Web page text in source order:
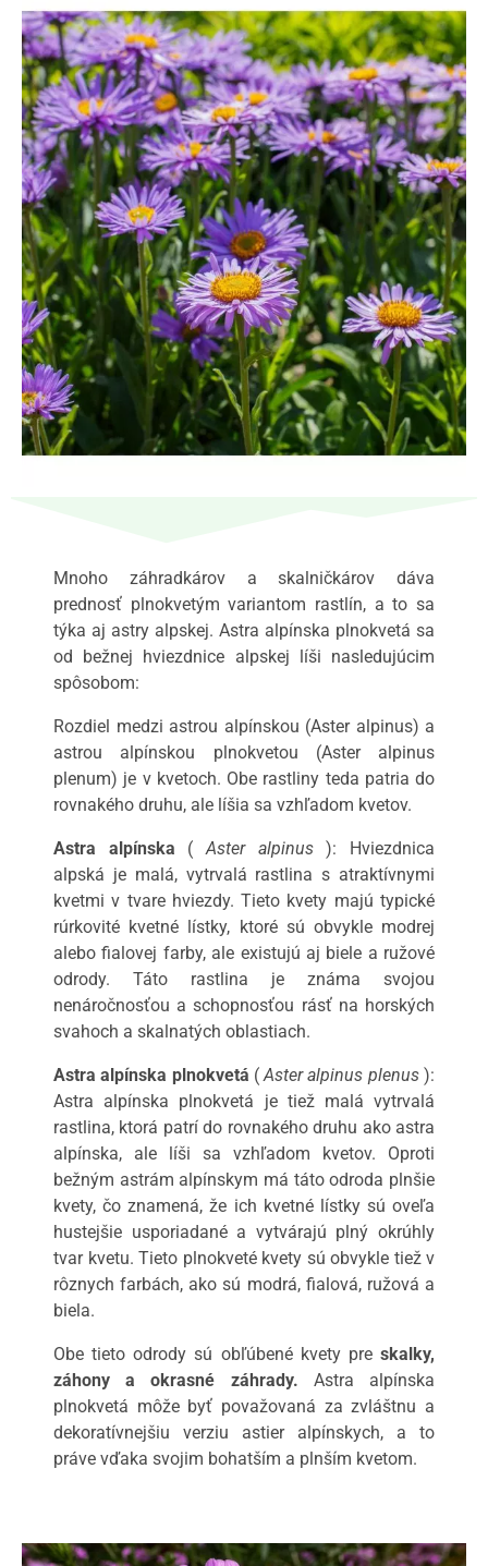
Mnoho záhradkárov a skalničkárov dáva
prednosť plnokvetým variantom rastlín, a to sa
týka aj astry alpskej. Astra alpínska plnokvetá sa
od bežnej hviezdnice alpskej líši nasledujúcim
spôsobom:
Rozdiel medzi astrou alpínskou (Aster alpinus) a
astrou alpínskou plnokvetou (Aster alpinus
plenum) je v kvetoch. Obe rastliny teda patria do
rovnakého druhu, ale líšia sa vzhľadom kvetov.
Astra alpínska (Aster alpinus): Hviezdnica
alpská je malá, vytrvalá rastlina s atraktívnymi
kvetmi v tvare hviezdy. Tieto kvety majú typické
rúrkovité kvetné lístky, ktoré sú obvykle modrej
alebo fialovej farby, ale existujú aj biele a ružové
odrody. Táto rastlina je známa svojou
nenáročnosťou a schopnosťou rásť na horských
svahoch a skalnatých oblastiach.
Astra alpínska plnokvetá (Aster alpinus plenus):
Astra alpínska plnokvetá je tiež malá vytrvalá
rastlina, ktorá patrí do rovnakého druhu ako astra
alpínska, ale líši sa vzhľadom kvetov. Oproti
bežným astrám alpínskym má táto odroda plnšie
kvety, čo znamená, že ich kvetné lístky sú oveľa
hustejšie usporiadané a vytvárajú plný okrúhly
tvar kvetu. Tieto plnokveté kvety sú obvykle tiež v
rôznych farbách, ako sú modrá, fialová, ružová a
biela.
Obe tieto odrody sú obľúbené kvety pre skalky,
záhony a okrasné záhrady. Astra alpínska
plnokvetá môže byť považovaná za zvláštnu a
dekoratívnejšiu verziu astier alpínskych, a to
práve vďaka svojim bohatším a plnším kvetom.